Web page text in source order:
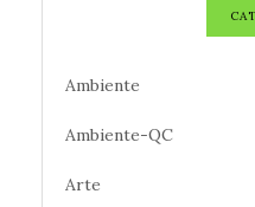
Ambiente
Ambiente-QC
Arte